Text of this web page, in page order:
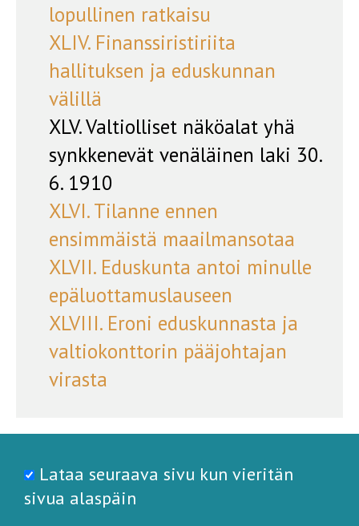
lopullinen ratkaisu
XLIV. Finanssiristiriita
hallituksen ja eduskunnan
välillä
XLV. Valtiolliset näköalat yhä
synkkenevät venäläinen laki 30.
6. 1910
XLVI. Tilanne ennen
ensimmäistä maailmansotaa
XLVII. Eduskunta antoi minulle
epäluottamuslauseen
XLVIII. Eroni eduskunnasta ja
valtiokonttorin pääjohtajan
virasta
Lataa seuraava sivu kun vieritän
sivua alaspäin